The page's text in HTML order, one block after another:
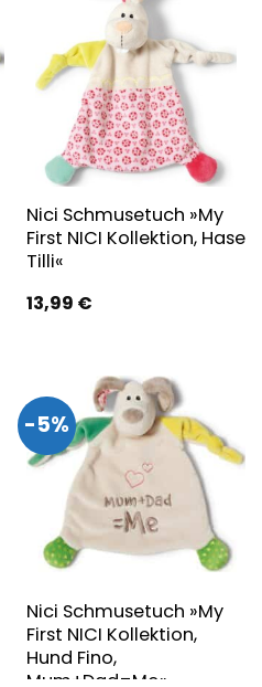
Nici Schmusetuch »My
First NICI Kollektion, Hase
Tilli«
13,99 €
-5%
Nici Schmusetuch »My
First NICI Kollektion,
Hund Fino,
Mum+Dad=Me«